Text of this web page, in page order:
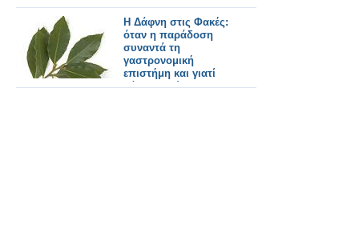
Η Δάφνη στις Φακές:
όταν η παράδοση
συναντά τη
γαστρονομική
επιστήμη και γιατί
βάζουμε φύλλα